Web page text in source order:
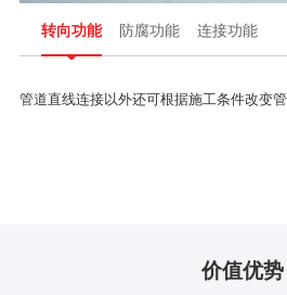
转向功能 防腐功能 连接功能
管道直线连接以外还可根据施工条件改变
价值优势